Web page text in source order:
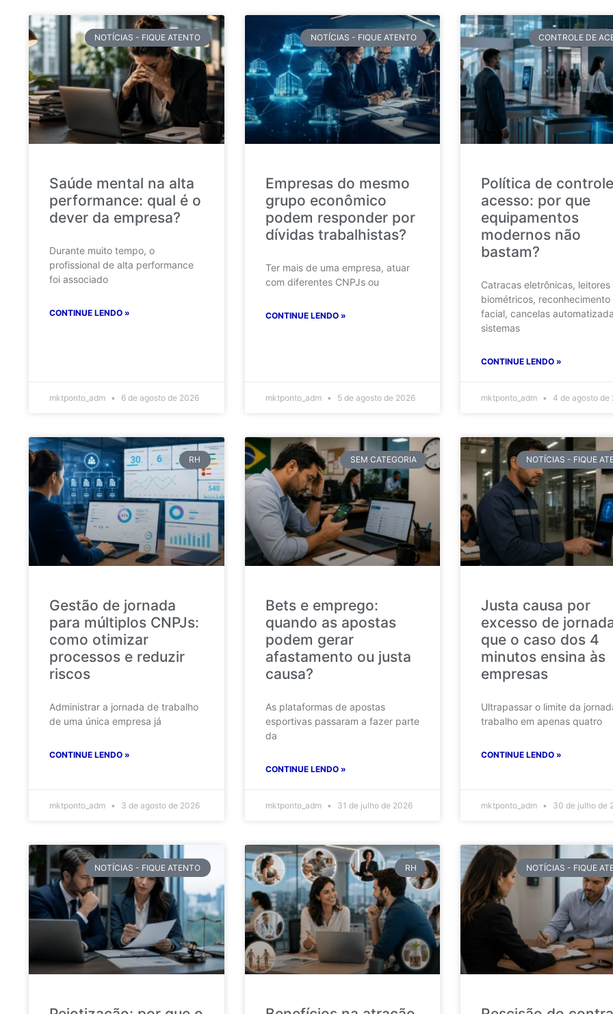
NOTÍCIAS - FIQUE ATENTO
Saúde mental na alta
performance: qual é o
dever da empresa?
Durante muito tempo, o
profissional de alta performance
foi associado
CONTINUE LENDO »
mktponto_adm 6 de agosto de 2026
NOTÍCIAS - FIQUE ATENTO
Empresas do mesmo
grupo econômico
podem responder por
dívidas trabalhistas?
Ter mais de uma empresa, atuar
com diferentes CNPJs ou
CONTINUE LENDO »
mktponto_adm 5 de agosto de 2026
CONTROLE DE
Política de
acesso: por que
equipamentos
modernos não
bastam?
Catracas eletrônicas, leitores
biométricos, reconhecimento
facial, cancelas
sistemas
CONTINUE LENDO »
mktponto_adm 4 de agosto de
RH
Gestão de jornada
para múltiplos CNPJs:
como otimizar
processos e reduzir
riscos
Administrar a jornada de trabalho
de uma única empresa já
CONTINUE LENDO »
mktponto_adm 3 de agosto de 2026
SEM CATEGORIA
Bets e emprego:
quando as apostas
podem gerar
afastamento ou justa
causa?
As plataformas de apostas
esportivas passaram a fazer parte
da
CONTINUE LENDO »
mktponto_adm 31 de julho de 2026
NOTÍCIAS - FIQUE
Justa causa por
excesso de
que o caso dos 4
minutos ensina às
empresas
Ultrapassar o limite da
trabalho em apenas quatro
CONTINUE LENDO »
mktponto_adm 30 de julho de
NOTÍCIAS - FIQUE ATENTO RH NOTÍCIAS - FIQUE